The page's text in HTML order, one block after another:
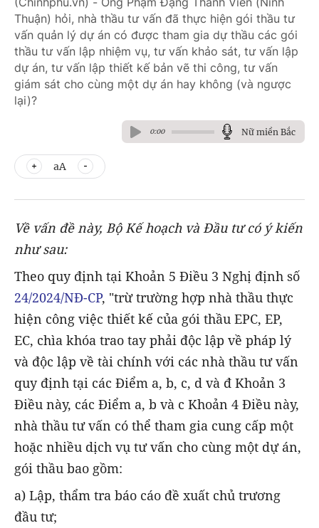
Thuận) hỏi, nhà thầu tư vấn đã thực hiện gói thầu tư
vấn quản lý dự án có được tham gia dự thầu các gói
thầu tư vấn lập nhiệm vụ, tư vấn khảo sát, tư vấn lập
dự án, tư vấn lập thiết kế bản vẽ thi công, tư vấn
giám sát cho cùng một dự án hay không (và ngược
lại)?
0:00 Nữ miền Bắc
aA
Về vấn đề này, Bộ Kế hoạch và Đầu tư có ý kiến
như sau:
Theo quy định tại Khoản 5 Điều 3 Nghị định số
24/2024/NĐ-CP, "trừ trường hợp nhà thầu thực
hiện công việc thiết kế của gói thầu EPC, EP,
EC, chìa khóa trao tay phải độc lập về pháp lý
và độc lập về tài chính với các nhà thầu tư vấn
quy định tại các Điểm a, b, c, d và đ Khoản 3
Điều này, các Điểm a, b và c Khoản 4 Điều này,
nhà thầu tư vấn có thể tham gia cung cấp một
hoặc nhiều dịch vụ tư vấn cho cùng một dự án,
gói thầu bao gồm:
a) Lập, thẩm tra báo cáo đề xuất chủ trương
đầu tư;